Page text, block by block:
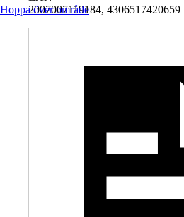
2007007119184, 4306517420659
Hoppa över område